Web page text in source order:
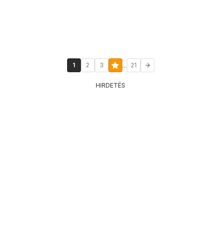
1 2 3 ... 21
HIRDETÉS